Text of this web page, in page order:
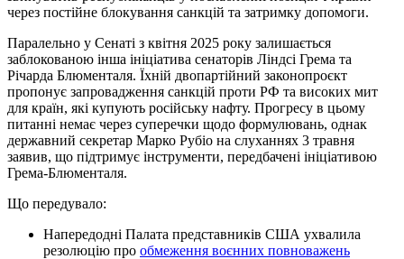
через постійне блокування санкцій та затримку допомоги.
Паралельно у Сенаті з квітня 2025 року залишається
заблокованою інша ініціатива сенаторів Ліндсі Грема та
Річарда Блюменталя. Їхній двопартійний законопроєкт
пропонує запровадження санкцій проти РФ та високих мит
для країн, які купують російську нафту. Прогресу в цьому
питанні немає через суперечки щодо формулювань, однак
державний секретар Марко Рубіо на слуханнях 3 травня
заявив, що підтримує інструменти, передбачені ініціативою
Грема-Блюменталя.
Що передувало:
Напередодні Палата представників США ухвалила
резолюцію про обмеження воєнних повноважень